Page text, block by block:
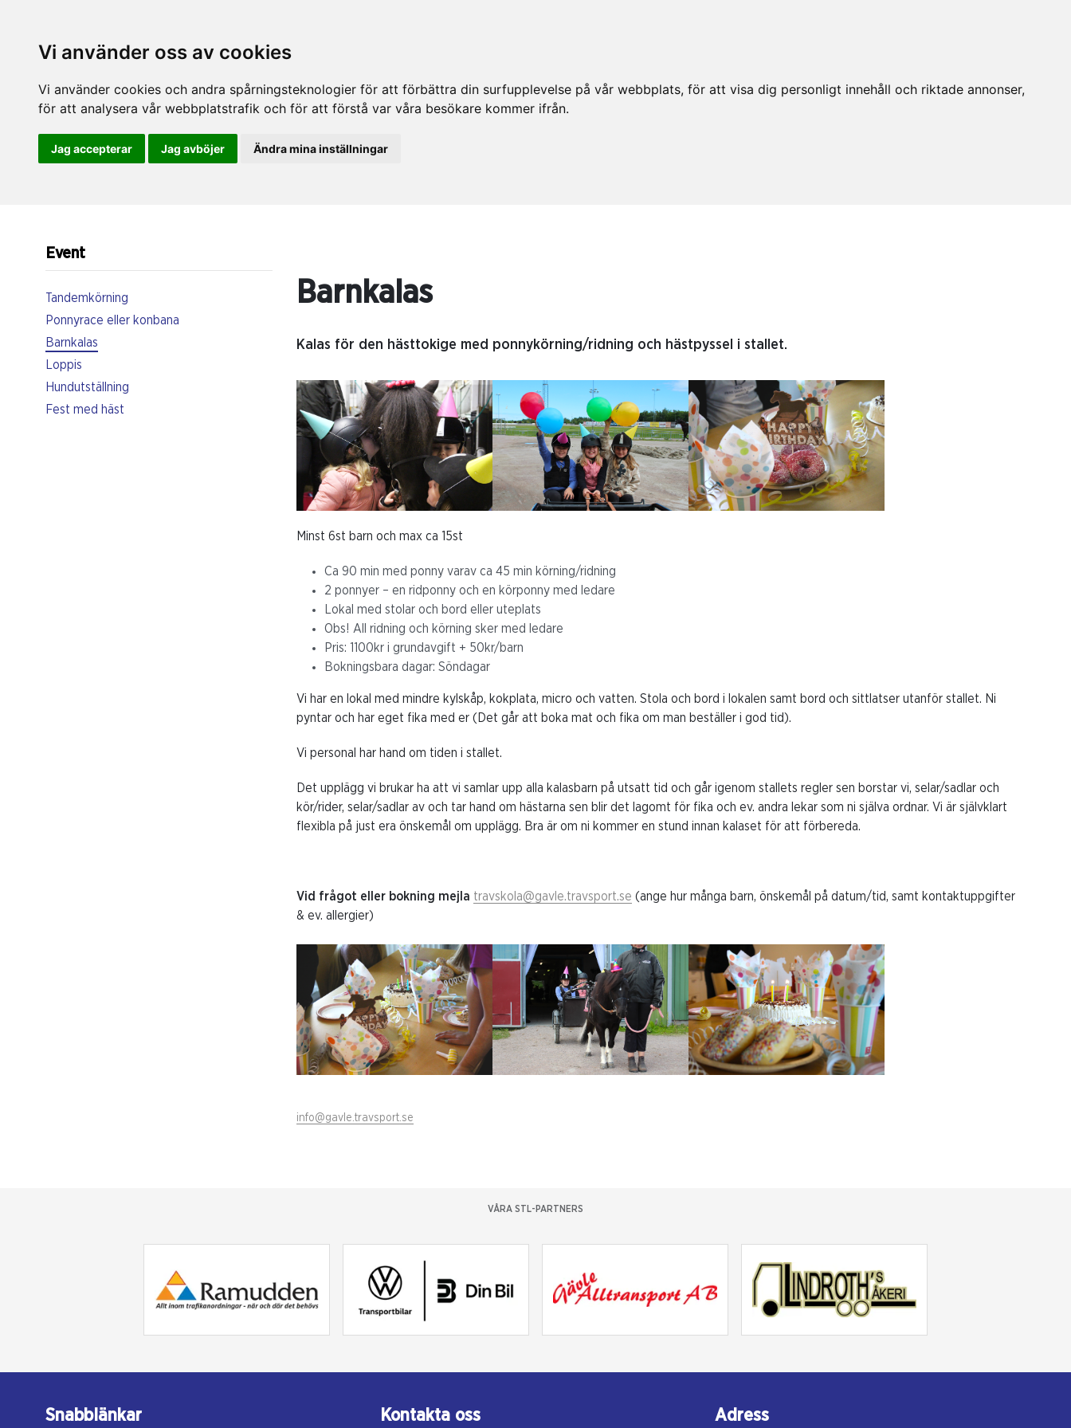
Vi använder oss av cookies
Vi använder cookies och andra spårningsteknologier för att förbättra din surfupplevelse på vår webbplats, för att visa dig personligt innehåll och riktade annonser,
för att analysera vår webbplatstrafik och för att förstå var våra besökare kommer ifrån.
Jag accepterar Jag avböjer Ändra mina inställningar
Event
Tandemkörning
Ponnyrace eller konbana
Barnkalas
Loppis
Hundutställning
Fest med häst
Barnkalas
Kalas för den hästtokige med ponnykörning/ridning och hästpyssel i stallet.
Minst 6st barn och max ca 15st
Ca 90 min med ponny varav ca 45 min körning/ridning
2 ponnyer – en ridponny och en körponny med ledare
Lokal med stolar och bord eller uteplats
Obs! All ridning och körning sker med ledare
Pris: 1100kr i grundavgift + 50kr/barn
Bokningsbara dagar: Söndagar
Vi har en lokal med mindre kylskåp, kokplata, micro och vatten. Stola och bord i lokalen samt bord och sittlatser utanför stallet. Ni
pyntar och har eget fika med er (Det går att boka mat och fika om man beställer i god tid).
Vi personal har hand om tiden i stallet.
Det upplägg vi brukar ha att vi samlar upp alla kalasbarn på utsatt tid och går igenom stallets regler sen borstar vi, selar/sadlar och
kör/rider, selar/sadlar av och tar hand om hästarna sen blir det lagomt för fika och ev. andra lekar som ni själva ordnar. Vi är självklart
flexibla på just era önskemål om upplägg. Bra är om ni kommer en stund innan kalaset för att förbereda.
Vid frågot eller bokning mejla travskola@gavle.travsport.se (ange hur många barn, önskemål på datum/tid, samt kontaktuppgifter
& ev. allergier)
info@gavle.travsport.se
VÅRA STL-PARTNERS
Snabblänkar Kontakta oss Adress